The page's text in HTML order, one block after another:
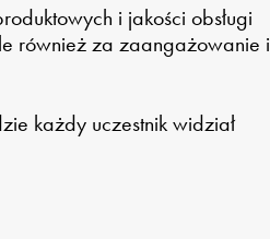
i jakości obsługi
również za zaangażowanie i
każdy uczestnik widział